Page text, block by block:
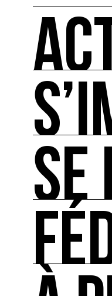
ACTUALITÉS
L'actualité
S’IMPLIQUER
Les bonnes
SE
SE
Les
FÉDÉRER
Le répertoire